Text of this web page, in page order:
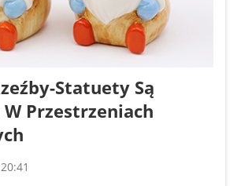
Statuety Są
Przestrzeniach